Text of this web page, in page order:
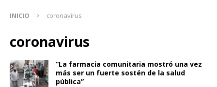
INICIO coronavirus
coronavirus
“La farmacia comunitaria mostró una vez
más ser un fuerte sostén de la salud
pública”